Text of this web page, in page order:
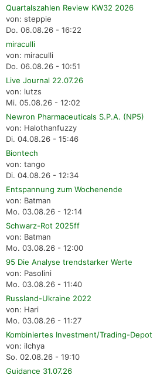
Quartalszahlen Review KW32 2026
von: steppie
Do. 06.08.26 - 16:22
miraculli
von: miraculli
Do. 06.08.26 - 10:51
Live Journal 22.07.26
von: lutzs
Mi. 05.08.26 - 12:02
Newron Pharmaceuticals S.P.A. (NP5)
von: Halothanfuzzy
Di. 04.08.26 - 15:46
Biontech
von: tango
Di. 04.08.26 - 12:34
Entspannung zum Wochenende
von: Batman
Mo. 03.08.26 - 12:14
Schwarz-Rot 2025ff
von: Batman
Mo. 03.08.26 - 12:00
95 Die Analyse trendstarker Werte
von: Pasolini
Mo. 03.08.26 - 11:40
Russland-Ukraine 2022
von: Hari
Mo. 03.08.26 - 11:27
Kombiniertes Investment/Trading-Depot
von: ilchya
So. 02.08.26 - 19:10
Guidance 31.07.26